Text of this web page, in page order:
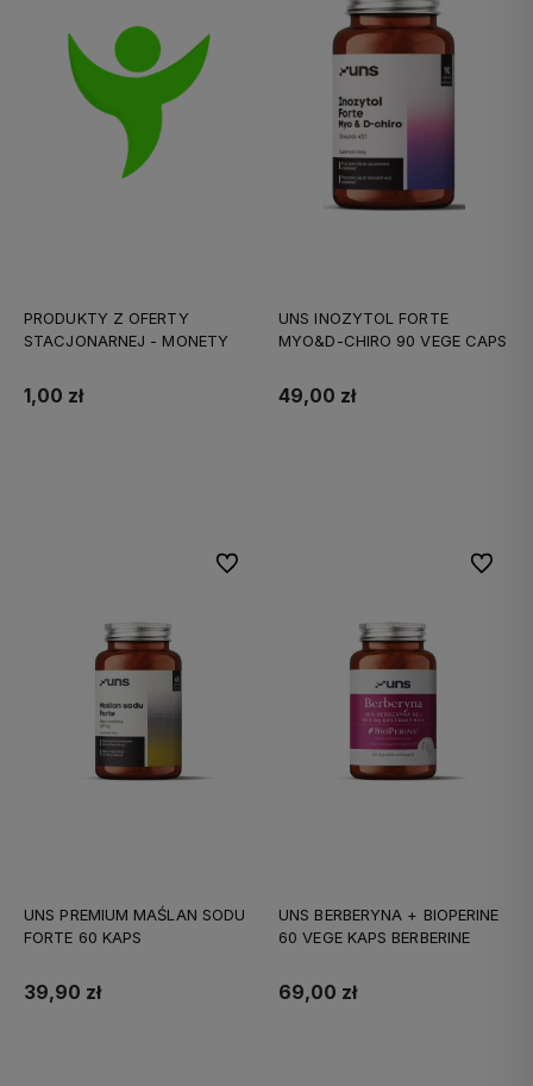
PRODUKTY Z OFERTY
STACJONARNEJ - MONETY
1,00 zł
UNS INOZYTOL FORTE
MYO&D-CHIRO 90 VEGE CAPS
49,00 zł
UNS PREMIUM MAŚLAN SODU
FORTE 60 KAPS
39,90 zł
Do ulubionych
UNS BERBERYNA + BIOPERINE
60 VEGE KAPS BERBERINE
69,00 zł
Do